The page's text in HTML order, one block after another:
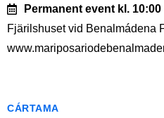
Permanent event kl. 10:00
Fjärilshuset vid Benalmádena
CÁRTAMA